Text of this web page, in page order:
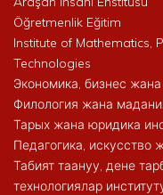
Öğretmenlik Eğitim
Institute of Mathematics,
Technologies
Экономика, бизнес
Филология жана
Тарых жана юридика
Педагогика, искусство
Табият таануу, дене
технологиялар